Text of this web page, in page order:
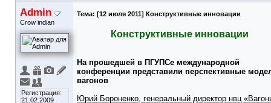
Admin
Crow indian
Регистрация:
21.02.2009
Тема: [12 июля 2011] Конструктивные инновации
Конструктивные инновации
На прошедшей в ПГУПСе международной
конференции представили перспективные
вагонов
Юрий Бороненко, генеральный директор нвц